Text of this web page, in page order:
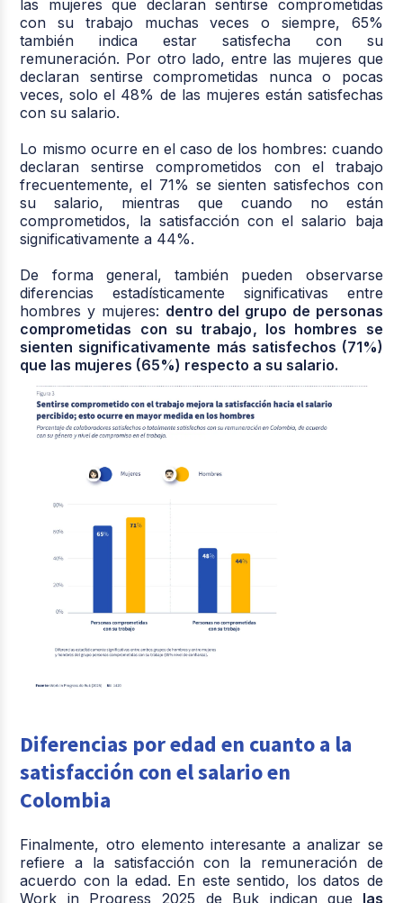
las mujeres que declaran sentirse comprometidas
con su trabajo muchas veces o siempre, 65%
también indica estar satisfecha con su
remuneración. Por otro lado, entre las mujeres que
declaran sentirse comprometidas nunca o pocas
veces, solo el 48% de las mujeres están satisfechas
con su salario.
Lo mismo ocurre en el caso de los hombres: cuando
declaran sentirse comprometidos con el trabajo
frecuentemente, el 71% se sienten satisfechos con
su salario, mientras que cuando no están
comprometidos, la satisfacción con el salario baja
significativamente a 44%.
De forma general, también pueden observarse
diferencias estadísticamente significativas entre
hombres y mujeres: dentro del grupo de personas
comprometidas con su trabajo, los hombres se
sienten significativamente más satisfechos (71%)
que las mujeres (65%) respecto a su salario.
Diferencias por edad en cuanto a la
satisfacción con el salario en
Colombia
Finalmente, otro elemento interesante a analizar se
refiere a la satisfacción con la remuneración de
acuerdo con la edad. En este sentido, los datos de
Work in Progress 2025 de Buk indican que las